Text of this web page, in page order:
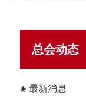
总会动态
最新消息